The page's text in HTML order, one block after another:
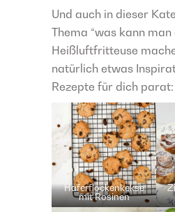
Und auch in dieser
Thema “was kann
Heißluftfritteuse
natürlich etwas
Rezepte für dich parat:
Haferflockenkekse
mit Rosinen